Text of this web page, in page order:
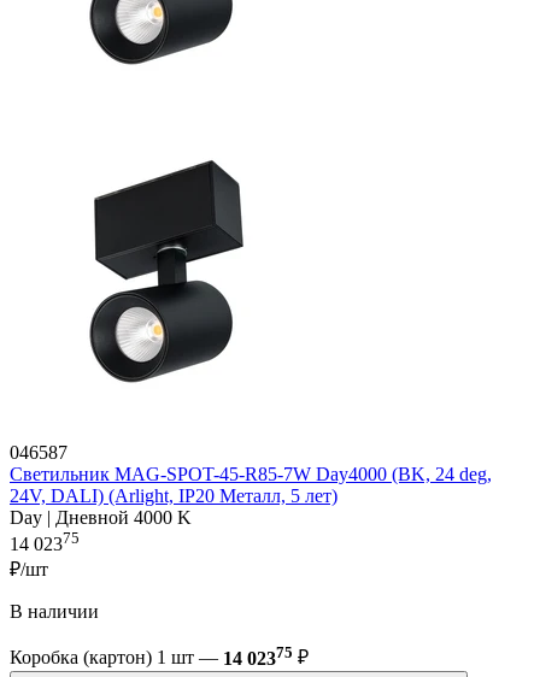
046587
Светильник MAG-SPOT-45-R85-7W Day4000 (BK, 24 deg,
24V, DALI) (Arlight, IP20 Металл, 5 лет)
Day | Дневной 4000 K
14 02375
₽/шт
В наличии
Коробка (картон) 1 шт — 14 02375 ₽